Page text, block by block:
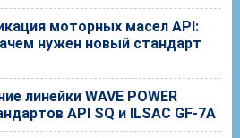
моторных масел API:
нужен новый стандарт
линейки WAVE POWER
API SQ и ILSAC GF-7A